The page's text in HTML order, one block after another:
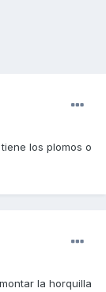
los plomos o
la horquilla